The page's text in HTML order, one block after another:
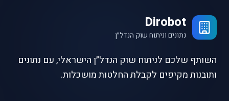
Dirobot
נתונים וניתוח שוק הנדל״ן
השותף שלכם לניתוח שוק הנדל״ן הישראלי, עם נתונים
ותובנות מקיפים לקבלת החלטות מושכלות.